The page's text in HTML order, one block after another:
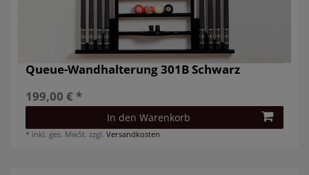
Queue-Wandhalterung 301B Schwarz
199,00 € *
In den Warenkorb
* inkl. ges. MwSt. zzgl.Versandkosten